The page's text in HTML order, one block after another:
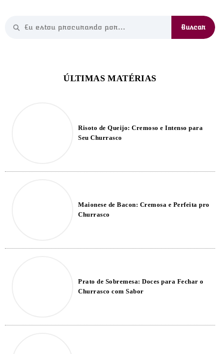
Risoto de Queijo: Cremoso e Intenso para
Seu Churrasco
Maionese de Bacon: Cremosa e Perfeita pro
Churrasco
Prato de Sobremesa: Doces para Fechar o
Churrasco com Sabor